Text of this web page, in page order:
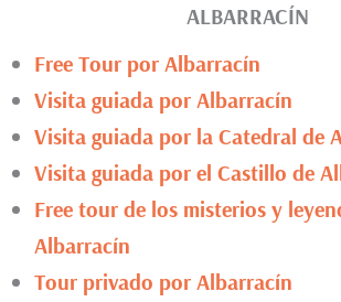
ALBARRACÍN
Free Tour por Albarracín
Visita guiada por Albarracín
Visita guiada por la Catedral de
Visita guiada por el Castillo de
Free tour de los misterios y
Albarracín
Tour privado por Albarracín